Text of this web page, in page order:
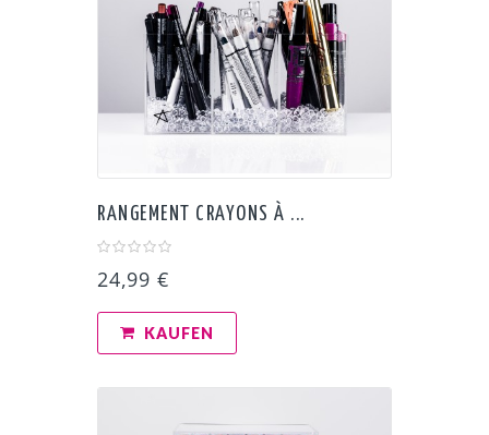
RANGEMENT CRAYONS À ...
24,99 €
KAUFEN